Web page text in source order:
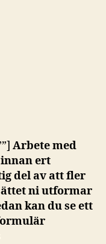
Arbete med
ert
del av att fler
ni utformar
kan du se ett